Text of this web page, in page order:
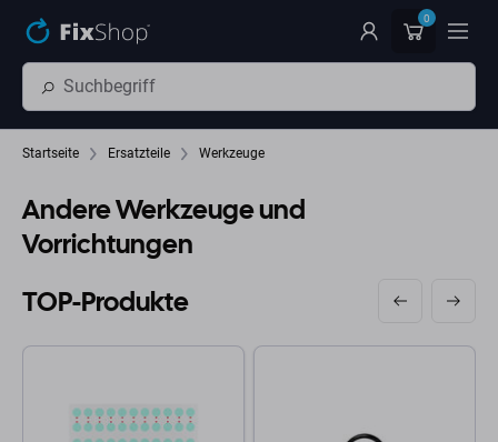
0
Startseite Ersatzteile Werkzeuge
Andere Werkzeuge und
Vorrichtungen
TOP-Produkte